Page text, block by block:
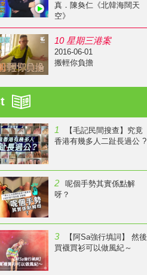
真．陳奐仁《北韓海闊天
空》
10 星期三港案
2016-06-01
搬輕你負擔
1
【毛記民間搜查】究竟
香港有幾多人二趾長過公 ?
2
呢個手勢其實係點解
呀？
3
【阿Sa強行填詞】 然後
買襪買衫可以做風紀～